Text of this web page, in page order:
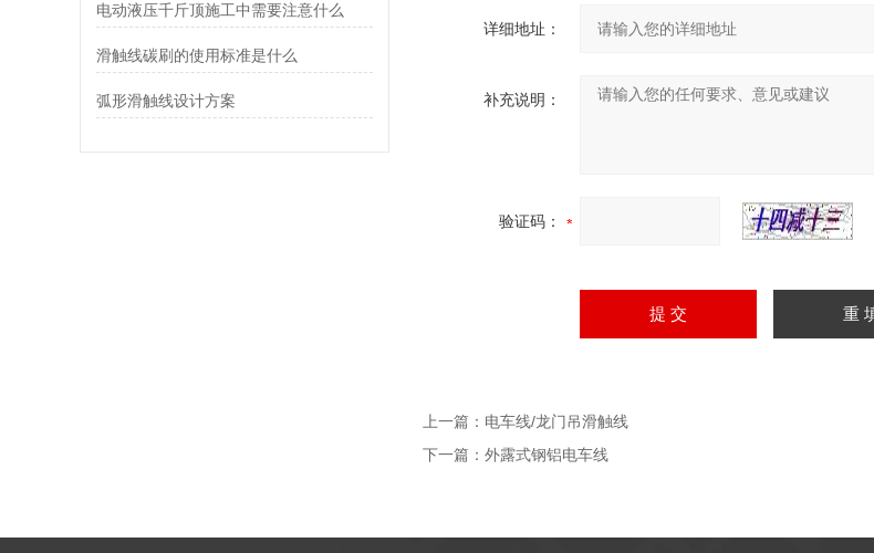
电动液压千斤顶施工中需要注意什么
滑触线碳刷的使用标准是什么
弧形滑触线设计方案
详细地址：
补充说明：
验证码：
上一篇： 电车线/龙门吊滑触线
下一篇： 外露式钢铝电车线